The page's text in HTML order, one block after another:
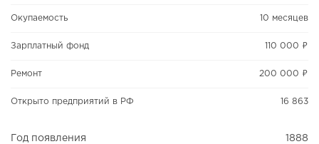
Окупаемость 10 месяцев
Зарплатный фонд 110 000 ₽
Ремонт 200 000 ₽
Открыто предприятий в РФ 16 863
Год появления 1888